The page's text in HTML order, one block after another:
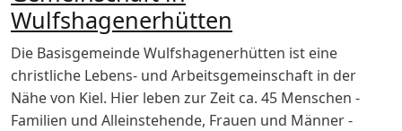
Wulfshagenerhütten
Die Basisgemeinde Wulfshagenerhütten ist eine
christliche Lebens- und Arbeitsgemeinschaft in der
Nähe von Kiel. Hier leben zur Zeit ca. 45 Menschen -
Familien und Alleinstehende, Frauen und Männer -